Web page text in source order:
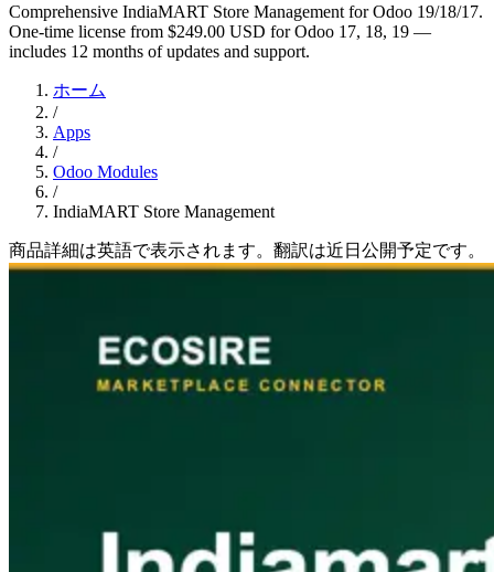
Comprehensive IndiaMART Store Management for Odoo 19/18/17.
One-time license from $249.00 USD for Odoo 17, 18, 19 —
includes 12 months of updates and support.
ホーム
/
Apps
/
Odoo Modules
/
IndiaMART Store Management
商品詳細は英語で表示されます。翻訳は近日公開予定です。